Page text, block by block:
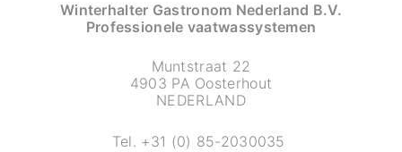
Winterhalter Gastronom Nederland B.V.
Professionele vaatwassystemen
Muntstraat 22
4903 PA Oosterhout
NEDERLAND
Tel. +31 (0) 85-2030035